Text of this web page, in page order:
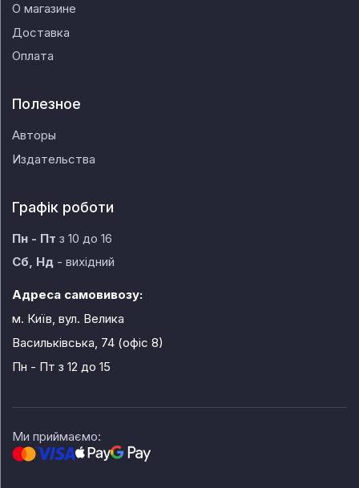
О магазине
Доставка
Оплата
Полезное
Авторы
Издательства
Графік роботи
Пн - Пт з 10 до 16
Сб, Нд - вихідний
Адреса самовивозу:
м. Київ, вул. Велика
Васильківська, 74 (офіс 8)
Пн - Пт з 12 до 15
Ми приймаємо: